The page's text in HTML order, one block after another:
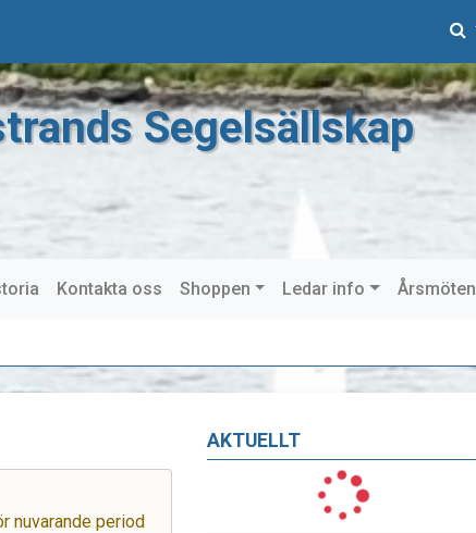
Segelsällskap
Kontakta oss Shoppen Ledar info Årsmöten
AKTUELLT
nuvarande period